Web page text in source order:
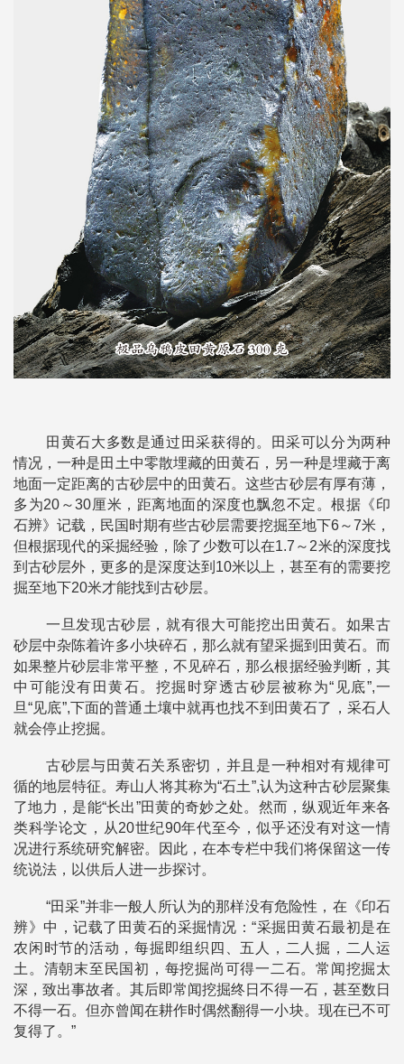
田黄石大多数是通过田采获得的。田采可以分为两种
情况，一种是田土中零散埋藏的田黄石，另一种是埋藏于离
地面一定距离的古砂层中的田黄石。这些古砂层有厚有薄，
多为20～30厘米，距离地面的深度也飘忽不定。根据《印
石辨》记载，民国时期有些古砂层需要挖掘至地下6～7米，
但根据现代的采掘经验，除了少数可以在1.7～2米的深度找
到古砂层外，更多的是深度达到10米以上，甚至有的需要挖
掘至地下20米才能找到古砂层。
一旦发现古砂层，就有很大可能挖出田黄石。如果古
砂层中杂陈着许多小块碎石，那么就有望采掘到田黄石。而
如果整片砂层非常平整，不见碎石，那么根据经验判断，其
中可能没有田黄石。挖掘时穿透古砂层被称为“见底”,一
旦“见底”,下面的普通土壤中就再也找不到田黄石了，采石人
就会停止挖掘。
古砂层与田黄石关系密切，并且是一种相对有规律可
循的地层特征。寿山人将其称为“石土”,认为这种古砂层聚集
了地力，是能“长出”田黄的奇妙之处。然而，纵观近年来各
类科学论文，从20世纪90年代至今，似乎还没有对这一情
况进行系统研究解密。因此，在本专栏中我们将保留这一传
统说法，以供后人进一步探讨。
“田采”并非一般人所认为的那样没有危险性，在《印石
辨》中，记载了田黄石的采掘情况：“采掘田黄石最初是在
农闲时节的活动，每掘即组织四、五人，二人掘，二人运
土。清朝末至民国初，每挖掘尚可得一二石。常闻挖掘太
深，致出事故者。其后即常闻挖掘终日不得一石，甚至数日
不得一石。但亦曾闻在耕作时偶然翻得一小块。现在已不可
复得了。”